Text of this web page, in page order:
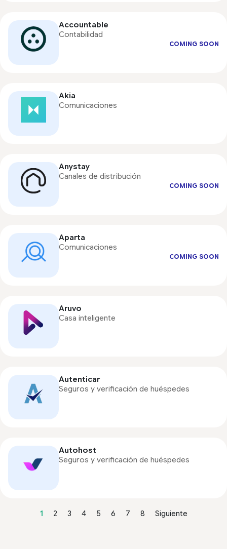
Accountable
Contabilidad
COMING SOON
Akia
Comunicaciones
Anystay
Canales de distribución
COMING SOON
Aparta
Comunicaciones
COMING SOON
Aruvo
Casa inteligente
Autenticar
Seguros y verificación de huéspedes
Autohost
Seguros y verificación de huéspedes
1 2 3 4 5 6 7 8 Siguiente